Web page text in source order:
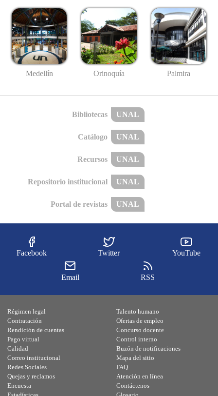
Medellín Orinoquía Palmira
Bibliotecas UNAL
Catálogo UNAL
Recursos UNAL
Repositorio institucional UNAL
Portal de revistas UNAL
Facebook Twitter YouTube
Email RSS
Régimen legal
Contratación
Rendición de cuentas
Pago virtual
Calidad
Talento humano
Ofertas de empleo
Concurso docente
Control interno
Buzón de notificaciones
Correo institucional
Redes Sociales
Quejas y reclamos
Encuesta
Mapa del sitio
FAQ
Atención en línea
Contáctenos